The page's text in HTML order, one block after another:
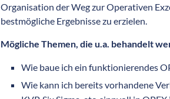
Organisation der Weg zur Operativen
bestmögliche Ergebnisse zu erzielen.
Mögliche Themen, die u.a. behandelt
Wie baue ich ein funktionierendes
Wie kann ich bereits vorhandene